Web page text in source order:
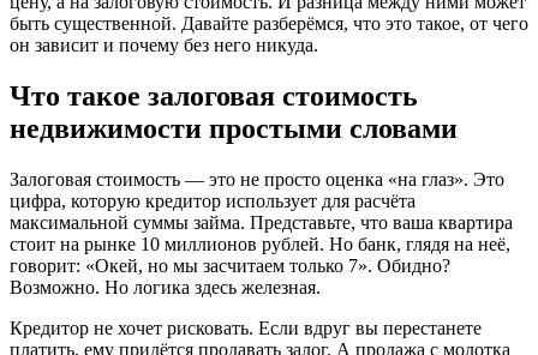
быть существенной. Давайте разберёмся, что это такое, от чего
он зависит и почему без него никуда.
Что такое залоговая стоимость
недвижимости простыми словами
Залоговая стоимость — это не просто оценка «на глаз». Это
цифра, которую кредитор использует для расчёта
максимальной суммы займа. Представьте, что ваша квартира
стоит на рынке 10 миллионов рублей. Но банк, глядя на неё,
говорит: «Окей, но мы засчитаем только 7». Обидно?
Возможно. Но логика здесь железная.
Кредитор не хочет рисковать. Если вдруг вы перестанете
платить, ему придётся продавать залог. А продажа с молотка